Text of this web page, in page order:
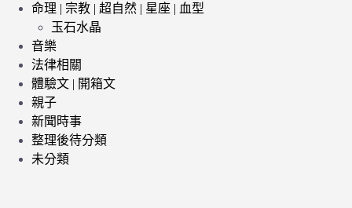
命理 | 宗教 | 超自然 | 星座 | 血型
玉石水晶
音樂
法律相關
體驗文 | 開箱文
親子
新聞時事
整理後待分類
未分類